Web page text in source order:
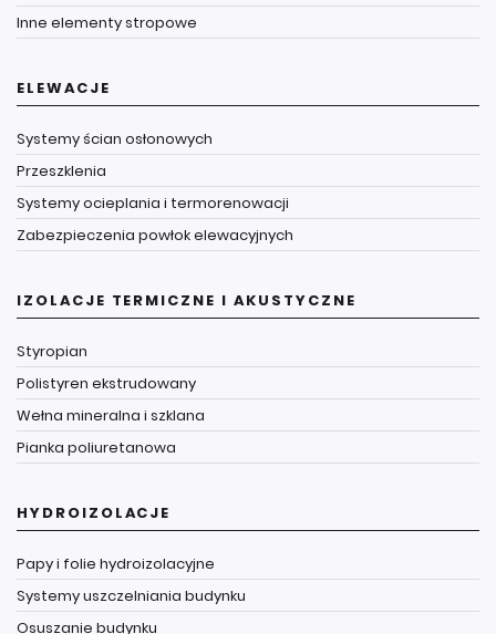
Inne elementy stropowe
ELEWACJE
Systemy ścian osłonowych
Przeszklenia
Systemy ocieplania i termorenowacji
Zabezpieczenia powłok elewacyjnych
IZOLACJE TERMICZNE I AKUSTYCZNE
Styropian
Polistyren ekstrudowany
Wełna mineralna i szklana
Pianka poliuretanowa
HYDROIZOLACJE
Papy i folie hydroizolacyjne
Systemy uszczelniania budynku
Osuszanie budynku